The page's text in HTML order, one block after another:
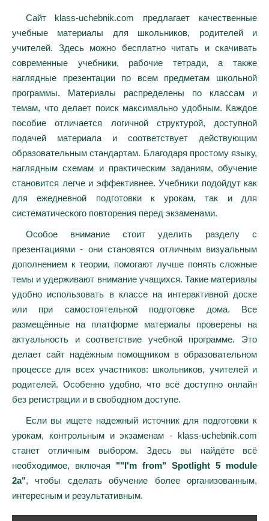
Сайт klass-uchebnik.com предлагает качественные
учебные материалы для школьников, родителей и
учителей. Здесь можно бесплатно читать и скачивать
современные учебники, рабочие тетради, а также
наглядные презентации по всем предметам школьной
программы. Материалы распределены по классам и
темам, что делает поиск максимально удобным. Каждое
пособие отличается логичной структурой, доступной
подачей материала и соответствует действующим
образовательным стандартам. Благодаря простому языку,
наглядным схемам и практическим заданиям, обучение
становится легче и эффективнее. Учебники подойдут как
для ежедневной подготовки к урокам, так и для
систематического повторения перед экзаменами.
Особое внимание стоит уделить разделу с
презентациями - они становятся отличным визуальным
дополнением к теории, помогают лучше понять сложные
темы и удерживают внимание учащихся. Такие материалы
удобно использовать в классе на интерактивной доске
или при самостоятельной подготовке дома. Все
размещённые на платформе материалы проверены на
актуальность и соответствие учебной программе. Это
делает сайт надёжным помощником в образовательном
процессе для всех участников: школьников, учителей и
родителей. Особенно удобно, что всё доступно онлайн
без регистрации и в свободном доступе.
Если вы ищете надежный источник для подготовки к
урокам, контрольным и экзаменам - klass-uchebnik.com
станет отличным выбором. Здесь вы найдёте всё
необходимое, включая ""I'm from" Spotlight 5 module
2a", чтобы сделать обучение более организованным,
интересным и результативным.